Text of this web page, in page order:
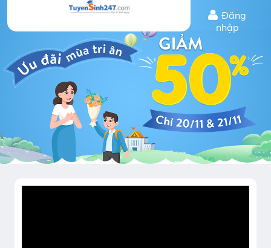
Đăng
nhập